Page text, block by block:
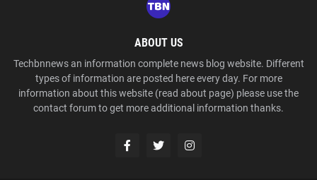
ABOUT US
Techbnnews an information complete news blog website. Different
types of information are posted here every day. For more
information about this website (read about page) please use the
contact forum to get more additional information thanks.